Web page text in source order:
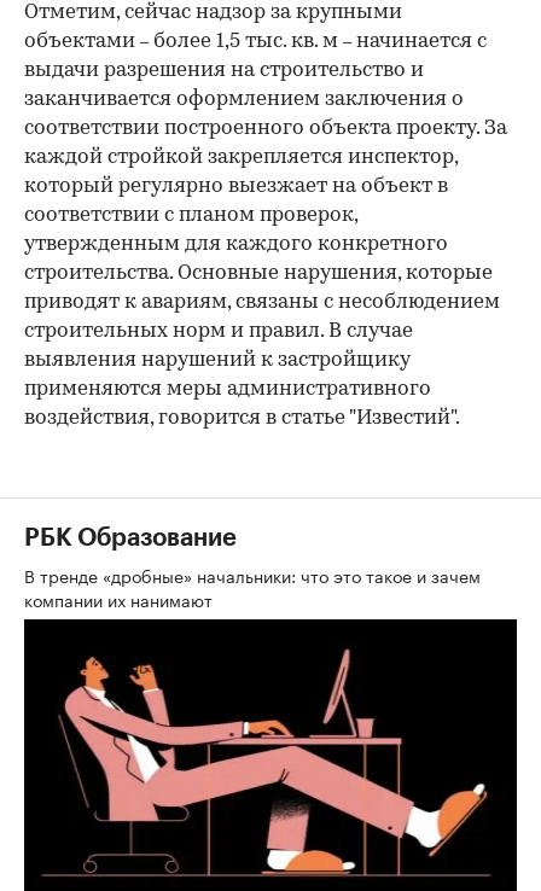
Отметим, сейчас надзор за крупными
объектами –более 1,5 тыс. кв. м – начинается с
выдачи разрешения на строительство и
заканчивается оформлением заключения о
соответствии построенного объекта проекту. За
каждой стройкой закрепляется инспектор,
который регулярно выезжает на объект в
соответствии с планом проверок,
утвержденным для каждого конкретного
строительства. Основные нарушения, которые
приводят к авариям, связаны с несоблюдением
строительных норм и правил. В случае
выявления нарушений к застройщику
применяются меры административного
воздействия, говорится в статье "Известий".
РБК Образование
В тренде «дробные» начальники: что это такое и зачем
компании их нанимают